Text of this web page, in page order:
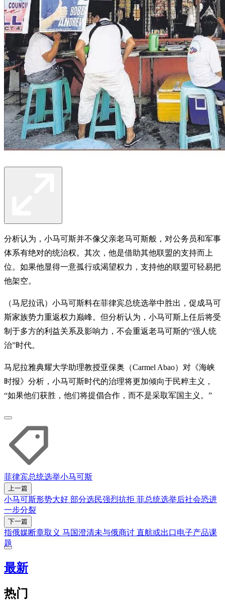
分析认为，小马可斯并不像父亲老马可斯般，对公务员和军事
体系有绝对的统治权。其次，他是借助其他联盟的支持而上
位。如果他显得一意孤行或渴望权力，支持他的联盟可轻易把
他架空。
（马尼拉讯）小马可斯料在菲律宾总统选举中胜出，促成马可
斯家族势力重返权力巅峰。但分析认为，小马可斯上任后将受
制于多方的利益关系及影响力，不会重返老马可斯的“强人统
治”时代。
马尼拉雅典耀大学助理教授亚保奥（Carmel Abao）对《海峡
时报》分析，小马可斯时代的治理将更加倾向于民粹主义，
“如果他们获胜，他们将提倡合作，而不是采取军国主义。”
菲律宾总统选举小马可斯
上一篇
小马可斯形势大好 部分选民强烈抗拒 菲总统选举后社会恐进
一步分裂
下一篇
指俄媒断章取义 马国澄清未与俄商讨 直航或出口电子产品课
题
最新
热门